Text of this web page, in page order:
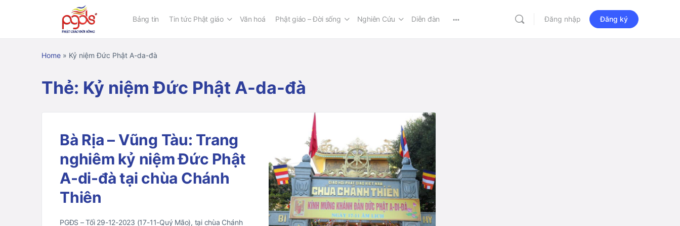
Bảng tin Tin tức Phật giáo Văn hoá Phật giáo – Đời sống Nghiên Cứu Diễn đàn Đăng nhập Đăng ký
Home » Kỷ niệm Đức Phật A-da-đà
Thẻ: Kỷ niệm Đức Phật A-da-đà
Bà Rịa – Vũng Tàu: Trang
nghiêm kỷ niệm Đức Phật
A-di-đà tại chùa Chánh
Thiên
PGĐS – Tối 29-12-2023 (17-11-Quý Mão), tại chùa Chánh